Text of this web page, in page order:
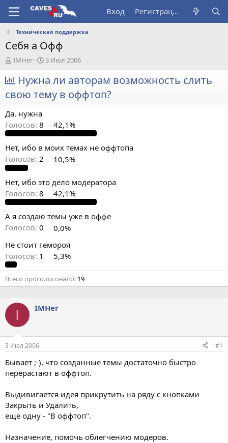
Вход Регистрация
Техническая поддержка
Себя а Офф
А
в
т
о
р
т
е
м
ы
IMHer
Д
а
т
а
н
а
л
3 Июл 2006
Нужна ли авторам возможность слить
свою тему в оффтоп?
Да, нужна
Голосов: 8 42,1%
Нет, ибо в моих темах не оффтопа
Голосов: 2 10,5%
Нет, ибо это дело модератора
Голосов: 8 42,1%
А я создаю темы уже в оффе
Голосов: 0
0,0%
Не стоит гемороя
Голосов: 1 5,3%
Всего проголосовало 19
I IMHer
3 Июл 2006 #1
Бывает ;-), что созданные темы достаточно быстро
перерастают в оффтоп.
Выдивигается идея прикрутить на ряду с кнопками
Закрыть и Удалить,
еще одну - "В оффтоп".
Назначение, помочь облегчению модеров.